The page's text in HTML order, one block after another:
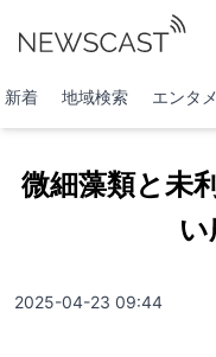
新着 地域検索 エンタメ
微細藻類と未
2025-04-23 09:44